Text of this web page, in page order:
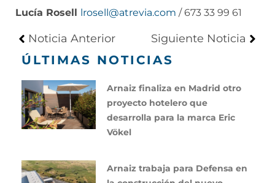
Lucía Rosell lrosell@atrevia.com / 673 33 99 61
Noticia Anterior Siguiente Noticia
ÚLTIMAS NOTICIAS
Arnaiz finaliza en Madrid otro
proyecto hotelero que
desarrolla para la marca Eric
Vökel
Arnaiz trabaja para Defensa en